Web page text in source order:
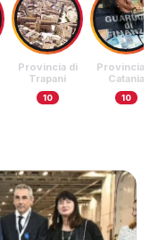
Provincia di
Trapani
10
Provincia di
Catania
10